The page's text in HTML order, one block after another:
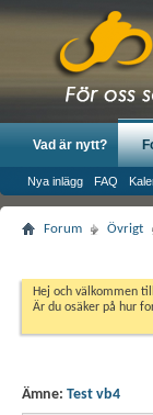
Vad är nytt?
Nya inlägg FAQ
Forum Övrigt
Hej och välkommen
Är du osäker på hur
Ämne: Test vb4